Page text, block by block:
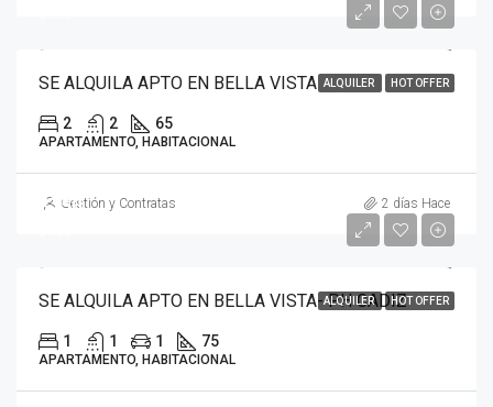
ALQUILER HOT OFFER
SE ALQUILA APTO EN BELLA VISTA
2 2 65
APARTAMENTO, HABITACIONAL
Gestión y Contratas 2 días Hace
ALQUILER HOT OFFER
$750
SE ALQUILA APTO EN BELLA VISTA- PH CADIZ
1 1 1 75
APARTAMENTO, HABITACIONAL